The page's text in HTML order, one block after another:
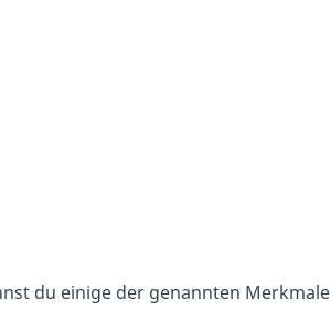
du einige der genannten Merkmale